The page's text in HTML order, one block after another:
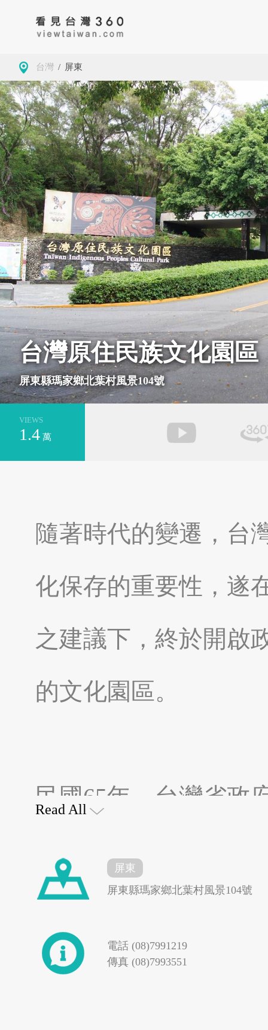
台北
新
基
桃
新
苗
房地產
大學校園
導覽
觀光工廠
商務空間
墓園
觀光
藥局
景緻
美食
咖啡
小確幸
玩樂
古蹟
公園
茶
地方特色
夜市
學校
客家委員會客家文
化發展中心
基隆市仁愛區
基隆市安樂區 新北市萬里區
花蓮縣秀林鄉 台東縣東河鄉
台灣 / 屏東
台灣原住民族文化園區
屏東縣瑪家鄉北葉村風景104號
VIEWS
1.4 萬
隨著時代的變遷，台
化保存的重要性，遂
之建議下，終於開啟
的文化園區。
民國65年，台灣省政
提供學術研究及交流
事業的發展」。經台
Read All
屏東
屏東縣瑪家鄉北葉村風景104號
電話 (08)7991219
傳真 (08)7993551